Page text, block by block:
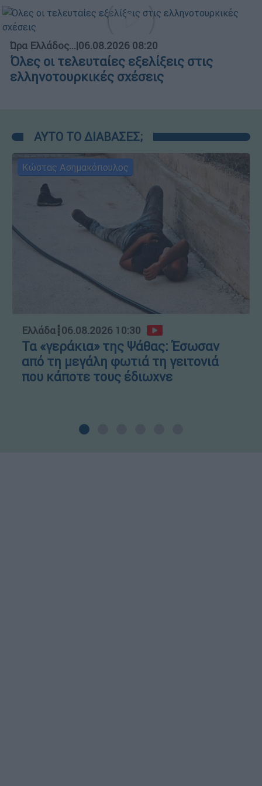
Ώρα Ελλάδος...|06.08.2026 08:20
Όλες οι τελευταίες εξελίξεις στις
ελληνοτουρκικές σχέσεις
ΑΥΤΟ ΤΟ ΔΙΑΒΑΣΕΣ;
Κώστας Ασημακόπουλος
Ελλάδα┋06.08.2026 10:30
Τα «γεράκια» της Ψάθας: Έσωσαν
από τη μεγάλη φωτιά τη γειτονιά
που κάποτε τους έδιωχνε